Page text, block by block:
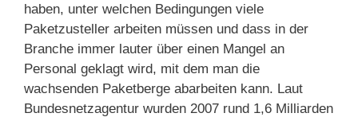
haben, unter welchen Bedingungen viele
Paketzusteller arbeiten müssen und dass in der
Branche immer lauter über einen Mangel an
Personal geklagt wird, mit dem man die
wachsenden Paketberge abarbeiten kann. Laut
Bundesnetzagentur wurden 2007 rund 1,6 Milliarden